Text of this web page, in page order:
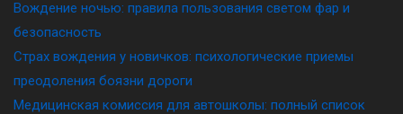
Вождение ночью: правила пользования светом фар и
безопасность
Страх вождения у новичков: психологические приемы
преодоления боязни дороги
Медицинская комиссия для автошколы: полный список